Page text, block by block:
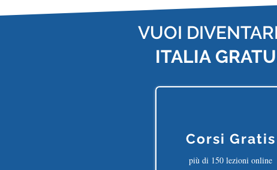
VUOI
ITALIA
Corsi Gratis
più di 150 lezioni online